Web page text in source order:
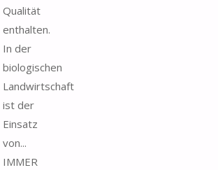
Qualität
enthalten.
In der
biologischen
Landwirtschaft
ist der
Einsatz
von...
IMMER